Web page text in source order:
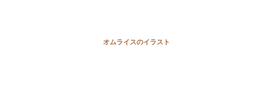
オムライスのイラスト